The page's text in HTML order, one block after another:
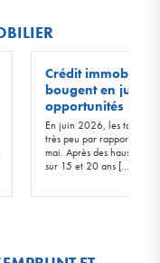
Crédit immobilier
bougent en juin
opportunités !
En juin 2026, les taux
très peu par rapport à
mai. Après des hausses
sur 15 et 20 ans […]